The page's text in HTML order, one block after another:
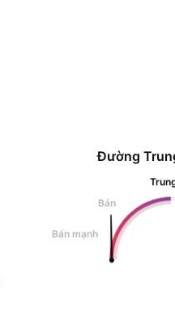
Đường
Bán
Bán mạnh